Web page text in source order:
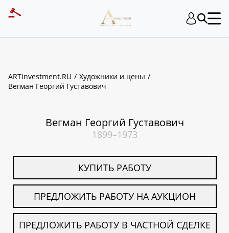
ARTinvestment.RU
Художники и цены
Вегман Георгий Густавович
Вегман Георгий Густавович
1899–1973
КУПИТЬ РАБОТУ
ПРЕДЛОЖИТЬ РАБОТУ НА АУКЦИОН
ПРЕДЛОЖИТЬ РАБОТУ В ЧАСТНОЙ СДЕЛКЕ